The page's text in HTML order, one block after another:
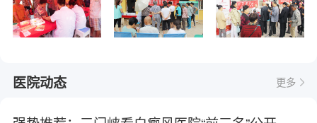
医院动态 更多